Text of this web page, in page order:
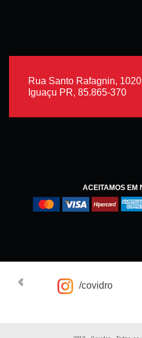
Rua Santo Rafagnin,
Iguaçu PR, 85.865-370
ACEITAMOS EM
/covidro